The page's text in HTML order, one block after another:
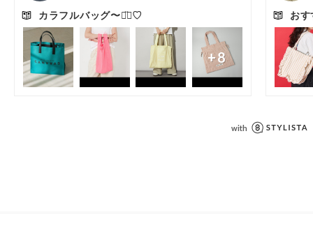
Long Lifeで、快適で、いろんなライフスタイルにもフィット
する服ではないでしょうか。
そんな服をカタチにするために必要なエッセンスで構成される
ブランド「CITEN」。
素材や機能を丁寧に選ぶ、Well - Choice。
着る人が大切に使えるような工夫を凝らす、Well-Design。